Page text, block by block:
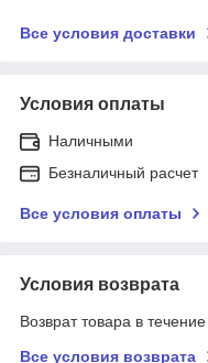
Все условия доставки
Условия оплаты
Наличными
Безналичный расчет
Все условия оплаты
Условия возврата
Возврат товара в
Все условия возврата